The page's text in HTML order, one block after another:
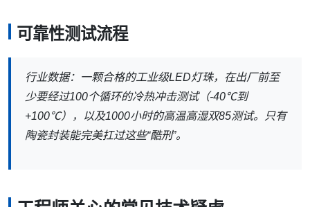
可靠性测试流程
行业数据：一颗合格的工业级LED灯珠，在出厂前至
少要经过100个循环的冷热冲击测试（-40℃到
+100℃），以及1000小时的高温高湿双85测试。只有
陶瓷封装能完美扛过这些“酷刑”。